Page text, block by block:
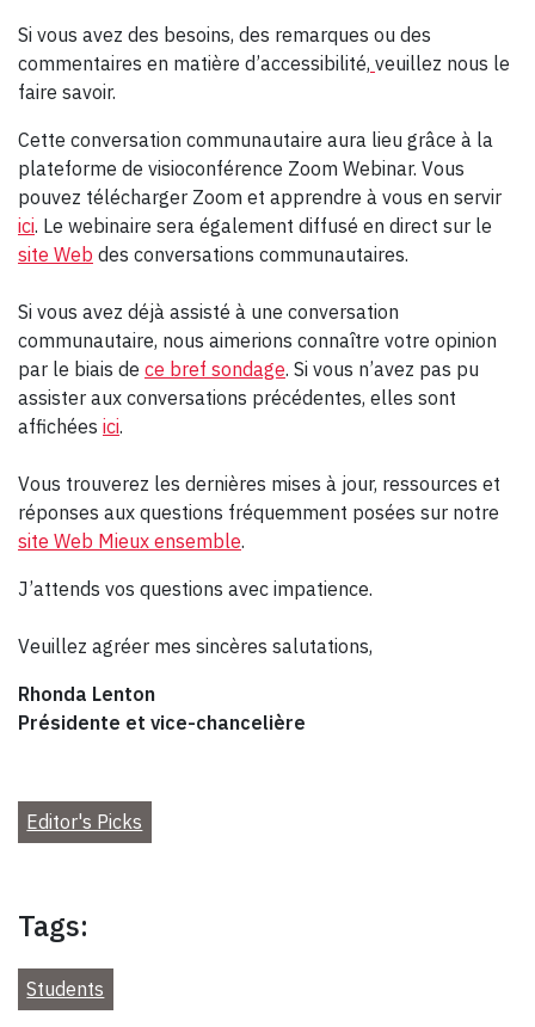
Si vous avez des besoins, des remarques ou des
commentaires en matière d’accessibilité, veuillez nous le
faire savoir.
Cette conversation communautaire aura lieu grâce à la
plateforme de visioconférence Zoom Webinar. Vous
pouvez télécharger Zoom et apprendre à vous en servir
ici. Le webinaire sera également diffusé en direct sur le
site Web des conversations communautaires.
Si vous avez déjà assisté à une conversation
communautaire, nous aimerions connaître votre opinion
par le biais de ce bref sondage. Si vous n’avez pas pu
assister aux conversations précédentes, elles sont
affichées ici.
Vous trouverez les dernières mises à jour, ressources et
réponses aux questions fréquemment posées sur notre
site Web Mieux ensemble.
J’attends vos questions avec impatience.
Veuillez agréer mes sincères salutations,
Rhonda Lenton
Présidente et vice-chancelière
Editor's Picks
Tags:
Students